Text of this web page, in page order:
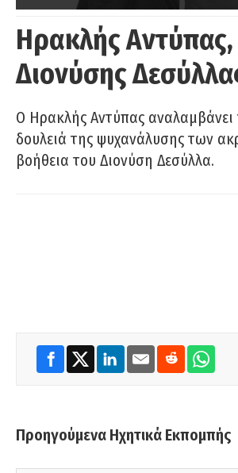
Ηρακλής Αντύπας,
Διονύσης
Ο Ηρακλής Αντύπας αναλαμβάνει
δουλειά της ψυχανάλυσης των
βοήθεια του Διονύση Δεσύλλα.
Προηγούμενα Ηχητικά Εκπομπής